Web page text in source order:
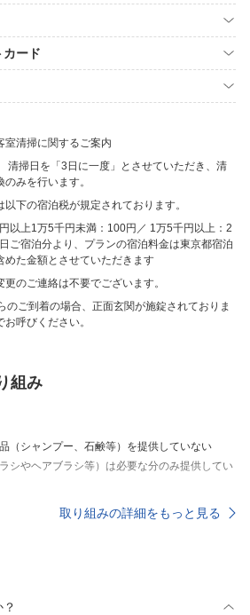
カード
室清掃に関するご案内
清掃日を「3日に一度」とさせていただき、清
みを行います。
下の宿泊税が規定されております。
以上1万5千円未満：100円／ 1万5千円以上：2
ご宿泊分より、プランの宿泊料金は東京都宿泊
めた金額とさせていただきます
のご連絡は不要でございます。
のご到着の場合、正面玄関が施錠されておりま
呼びください。
組み
（シャンプー、石鹸等）を提供していない
シやヘアブラシ等）は必要な分のみ提供してい
取り組みの詳細をもっと見る